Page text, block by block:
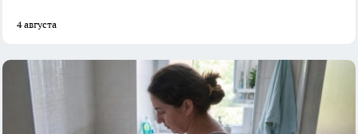
4 августа